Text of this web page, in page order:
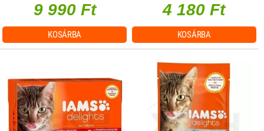
9 990 Ft
KOSÁRBA
4 180 Ft
KOSÁRBA